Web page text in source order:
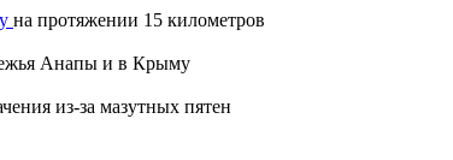
на протяжении 15 километров
Анапы и в Крыму
из-за мазутных пятен